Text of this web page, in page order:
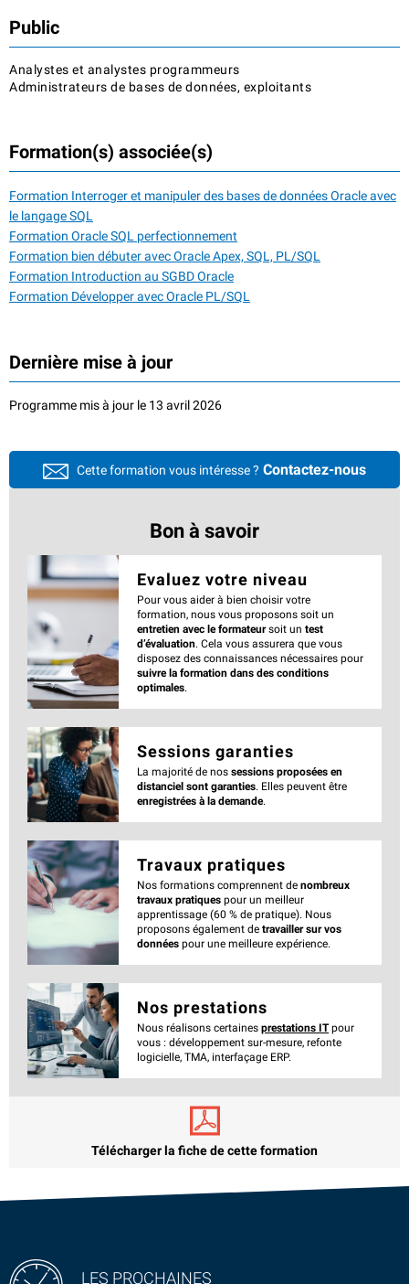
Public
Analystes et analystes programmeurs
Administrateurs de bases de données, exploitants
Formation(s) associée(s)
Formation Interroger et manipuler des bases de données Oracle avec
le langage SQL
Formation Oracle SQL perfectionnement
Formation bien débuter avec Oracle Apex, SQL, PL/SQL
Formation Introduction au SGBD Oracle
Formation Développer avec Oracle PL/SQL
Dernière mise à jour
Programme mis à jour le 13 avril 2026
Cette formation vous intéresse ? Contactez-nous
Bon à savoir
Evaluez votre niveau
Pour vous aider à bien choisir votre
formation, nous vous proposons soit un
entretien avec le formateursoit un test
d’évaluation. Cela vous assurera que vous
disposez des connaissances nécessaires pour
suivre la formation dans des conditions
optimales.
Sessions garanties
La majorité de nos sessions proposées en
distanciel sont garanties. Elles peuvent être
enregistrées à la demande.
Travaux pratiques
Nos formations comprennent de nombreux
travaux pratiques pour un meilleur
apprentissage (60 % de pratique). Nous
proposons également de travailler sur vos
données pour une meilleure expérience.
Nos prestations
Nous réalisons certaines prestations ITpour
vous : développement sur-mesure, refonte
logicielle, TMA, interfaçage ERP.
Télécharger la fiche de cette formation
LES PROCHAINES